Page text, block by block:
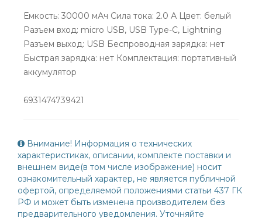
Емкость: 30000 мАч Сила тока: 2.0 А Цвет: белый
Разъем вход: micro USB, USB Type-C, Lightning
Разъем выход: USB Беспроводная зарядка: нет
Быстрая зарядка: нет Комплектация: портативный
аккумулятор
6931474739421
Внимание! Информация о технических
характеристиках, описании, комплекте поставки и
внешнем виде(в том числе изображение) носит
ознакомительный характер, не является публичной
офертой, определяемой положениями статьи 437 ГК
РФ и может быть изменена производителем без
предварительного уведомления. Уточняйте